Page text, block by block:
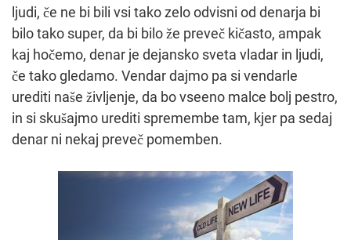
ljudi, če ne bi bili vsi tako zelo odvisni od denarja bi
bilo tako super, da bi bilo že preveč kičasto, ampak
kaj hočemo, denar je dejansko sveta vladar in ljudi,
če tako gledamo. Vendar dajmo pa si vendarle
urediti naše življenje, da bo vseeno malce bolj pestro,
in si skušajmo urediti spremembe tam, kjer pa sedaj
denar ni nekaj preveč pomemben.